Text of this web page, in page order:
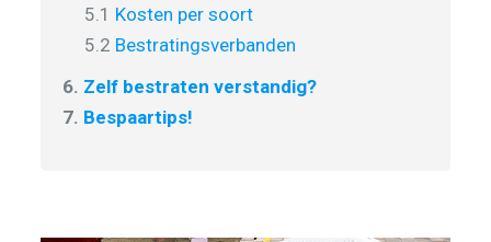
5.1 Kosten per soort
5.2 Bestratingsverbanden
6. Zelf bestraten verstandig?
7. Bespaartips!